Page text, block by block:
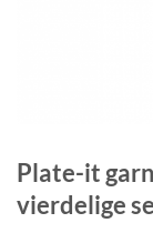
Plate-it
vierdelige